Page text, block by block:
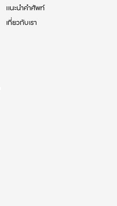
แนะนำคำศัพท์
เกี่ยวกับเรา